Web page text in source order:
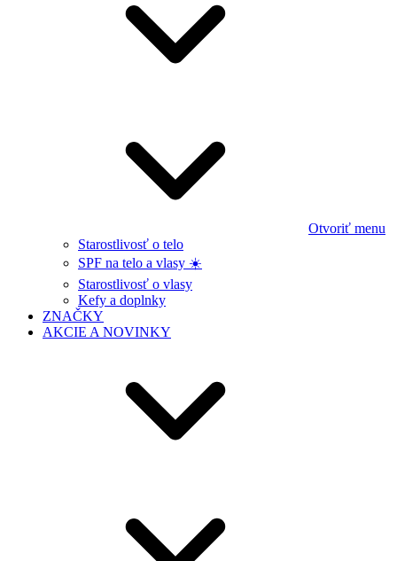
Otvoriť menu
Starostlivosť o telo
SPF na telo a vlasy ☀️
Starostlivosť o vlasy
Kefy a doplnky
ZNAČKY
AKCIE A NOVINKY